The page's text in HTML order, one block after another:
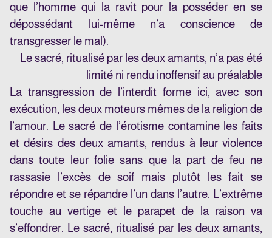
que l’homme qui la ravit pour la posséder en se
dépossédant lui-même n’a conscience de
transgresser le mal).
Le sacré, ritualisé par les deux amants, n’a pas été
limité ni rendu inoffensif au préalable
La transgression de l’interdit forme ici, avec son
exécution, les deux moteurs mêmes de la religion de
l’amour. Le sacré de l’érotisme contamine les faits
et désirs des deux amants, rendus à leur violence
dans toute leur folie sans que la part de feu ne
rassasie l’excès de soif mais plutôt les fait se
répondre et se répandre l’un dans l’autre. L’extrême
touche au vertige et le parapet de la raison va
s’effondrer. Le sacré, ritualisé par les deux amants,